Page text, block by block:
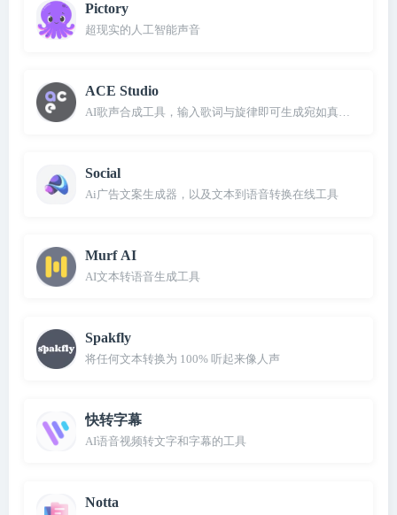
Pictory
超现实的人工智能声音
ACE Studio
AI歌声合成工具，输入歌词与旋律即可生成宛如真人的歌声
Social
Ai广告文案生成器，以及文本到语音转换在线工具
Murf AI
AI文本转语音生成工具
Spakfly
将任何文本转换为 100% 听起来像人声
快转字幕
AI语音视频转文字和字幕的工具
Notta